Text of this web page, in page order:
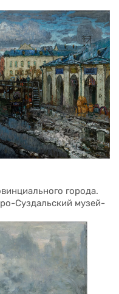
города.
Суздальский музей-